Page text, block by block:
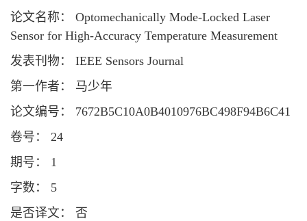
论文名称： Optomechanically Mode-Locked Laser
Sensor for High-Accuracy Temperature Measurement
发表刊物： IEEE Sensors Journal
第一作者： 马少年
论文编号： 7672B5C10A0B4010976BC498F94B6C41
卷号： 24
期号： 1
字数： 5
是否译文： 否